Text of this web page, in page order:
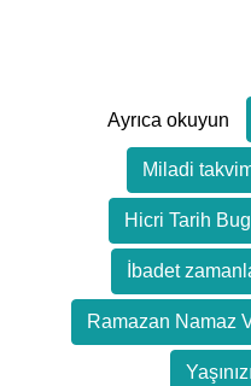
Ayrıca okuyun
Miladi
Hicri Tarih
İbadet
Ramazan Namaz